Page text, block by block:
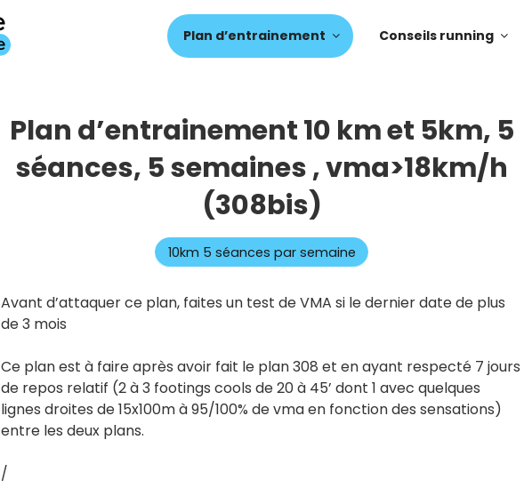
Plan d’entrainement Conseils running
Plan d’entrainement 10 km et 5km, 5
séances, 5 semaines , vma>18km/h
(308bis)
10km 5 séances par semaine
Avant d’attaquer ce plan, faites un test de VMA si le dernier date de plus
de 3 mois
Ce plan est à faire après avoir fait le plan 308 et en ayant respecté 7 jours
de repos relatif (2 à 3 footings cools de 20 à 45’ dont 1 avec quelques
lignes droites de 15x100m à 95/100% de vma en fonction des sensations)
entre les deux plans.
/